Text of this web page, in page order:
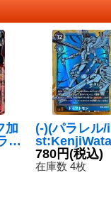
加
モ
(-)(パラレル
be)ドゥフトモ
ン【SR-P】
780円(税込)
在庫数 4枚